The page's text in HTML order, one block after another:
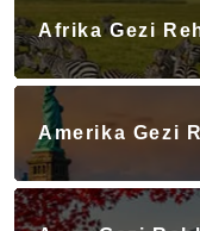
Afrika Gezi
Amerika Gezi